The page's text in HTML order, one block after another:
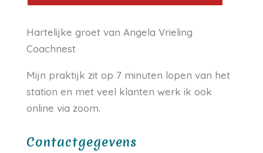
Hartelijke groet van Angela Vrieling
Coachnest
Mijn praktijk zit op 7 minuten lopen van het
station en met veel klanten werk ik ook
online via zoom.
Contactgegevens